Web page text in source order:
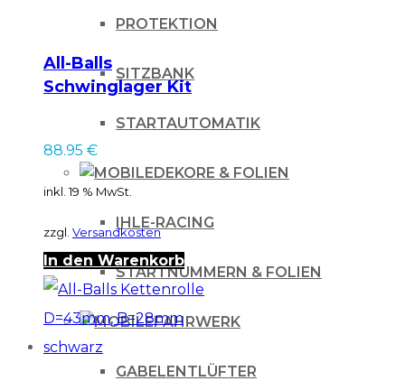
PROTEKTION
SITZBANK
STARTAUTOMATIK
DEKORE & FOLIEN
IHLE-RACING
STARTNUMMERN & FOLIEN
FAHRWERK
GABELENTLÜFTER
All-Balls
Schwinglager Kit
17, CRF450R 13-16
88.95 €
inkl. 19 % MwSt.
zzgl. Versandkosten
In den Warenkorb